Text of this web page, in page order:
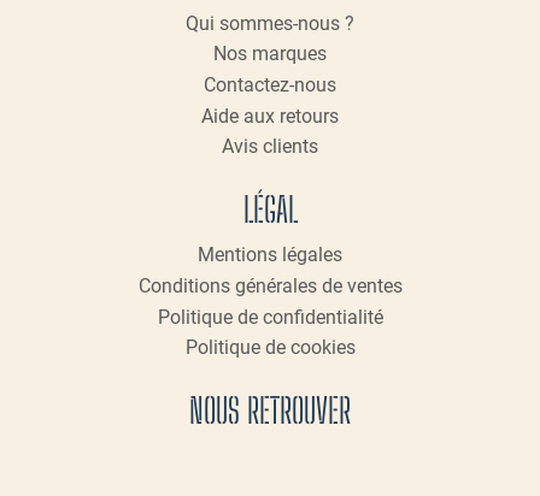
Qui sommes-nous ?
Nos marques
Contactez-nous
Aide aux retours
Avis clients
LÉGAL
Mentions légales
Conditions générales de ventes
Politique de confidentialité
Politique de cookies
NOUS RETROUVER